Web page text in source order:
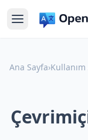
Ana Sayfa›Kullanım